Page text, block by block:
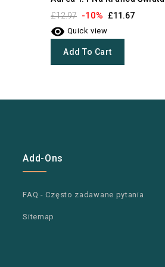
£12.97 -10% £11.67
 Quick view
Add To Cart
Add-Ons
FAQ - Często zadawane pytania
Sitemap